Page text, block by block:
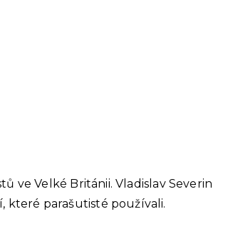
ve Velké Británii. Vladislav Severin
které parašutisté používali.